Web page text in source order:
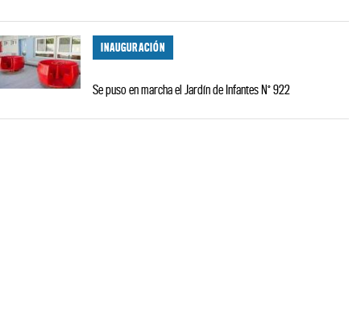
INAUGURACIÓN
Se puso en marcha el Jardín de Infantes N° 922